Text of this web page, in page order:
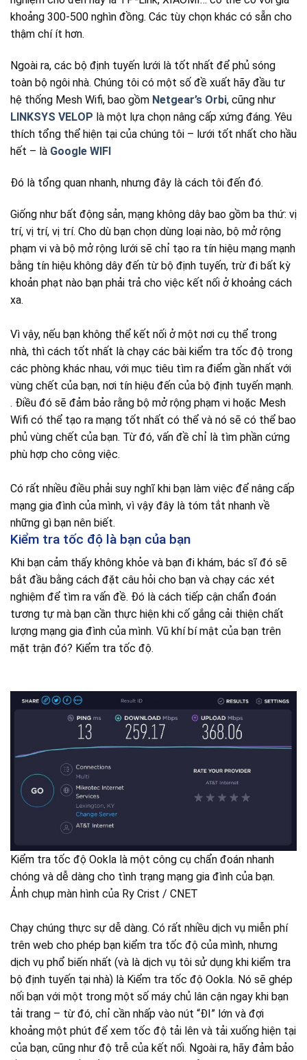
khoảng 300-500 nghìn đồng. Các tùy chọn khác có sẵn cho
thậm chí ít hơn.
Ngoài ra, các bộ định tuyến lưới là tốt nhất để phủ sóng
toàn bộ ngôi nhà. Chúng tôi có một số đề xuất hãy đầu tư
hệ thống Mesh Wifi, bao gồm Netgear’s Orbi, cũng như
LINKSYS VELOP là một lựa chọn nâng cấp xứng đáng. Yêu
thích tổng thể hiện tại của chúng tôi – lưới tốt nhất cho hầu
hết – là Google WIFI
Đó là tổng quan nhanh, nhưng đây là cách tôi đến đó.
Giống như bất động sản, mạng không dây bao gồm ba thứ: vị
trí, vị trí, vị trí. Cho dù bạn chọn dùng loại nào, bộ mở rộng
phạm vi và bộ mở rộng lưới sẽ chỉ tạo ra tín hiệu mạng mạnh
bằng tín hiệu không dây đến từ bộ định tuyến, trừ đi bất kỳ
khoản phạt nào bạn phải trả cho việc kết nối ở khoảng cách
xa.
Vì vậy, nếu bạn không thể kết nối ở một nơi cụ thể trong
nhà, thì cách tốt nhất là chạy các bài kiểm tra tốc độ trong
các phòng khác nhau, với mục tiêu tìm ra điểm gần nhất với
vùng chết của bạn, nơi tín hiệu đến của bộ định tuyến mạnh.
. Điều đó sẽ đảm bảo rằng bộ mở rộng phạm vi hoặc Mesh
Wifi có thể tạo ra mạng tốt nhất có thể và nó sẽ có thể bao
phủ vùng chết của bạn. Từ đó, vấn đề chỉ là tìm phần cứng
phù hợp cho công việc.
Có rất nhiều điều phải suy nghĩ khi bạn làm việc để nâng cấp
mạng gia đình của mình, vì vậy đây là tóm tắt nhanh về
những gì bạn nên biết.
Kiểm tra tốc độ là bạn của bạn
Khi bạn cảm thấy không khỏe và bạn đi khám, bác sĩ đó sẽ
bắt đầu bằng cách đặt câu hỏi cho bạn và chạy các xét
nghiệm để tìm ra vấn đề. Đó là cách tiếp cận chẩn đoán
tương tự mà bạn cần thực hiện khi cố gắng cải thiện chất
lượng mạng gia đình của mình. Vũ khí bí mật của bạn trên
mặt trận đó? Kiểm tra tốc độ.
Kiểm tra tốc độ Ookla là một công cụ chẩn đoán nhanh
chóng và dễ dàng cho tình trạng mạng gia đình của bạn.
Ảnh chụp màn hình của Ry Crist / CNET
Chạy chúng thực sự dễ dàng. Có rất nhiều dịch vụ miễn phí
trên web cho phép bạn kiểm tra tốc độ của mình, nhưng
dịch vụ phổ biến nhất (và là dịch vụ tôi sử dụng khi kiểm tra
bộ định tuyến tại nhà) là Kiểm tra tốc độ Ookla. Nó sẽ ghép
nối bạn với một trong một số máy chủ lân cận ngay khi bạn
tải trang – từ đó, chỉ cần nhấp vào nút “ĐI” lớn và đợi
khoảng một phút để xem tốc độ tải lên và tải xuống hiện tại
của bạn, cũng như độ trễ của kết nối. Ngoài ra, hãy đảm bảo